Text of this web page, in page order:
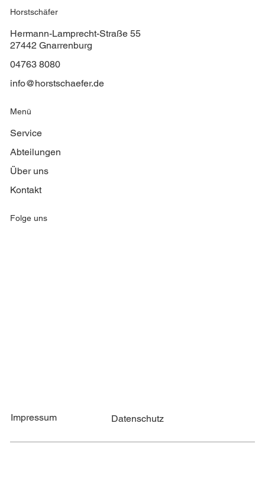
Horstschäfer
Hermann-Lamprecht-Straße 55
27442 Gnarrenburg
04763 8080
info@horstschaefer.de
Menü
Service
Abteilungen
Über uns
Kontakt
Folge uns
Impressum Datenschutz